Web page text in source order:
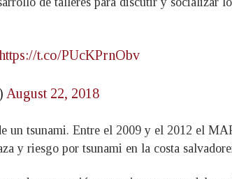
t.co/PUcKPrnObv
August 22, 2018
un tsunami. Entre el 2009 y el 2012 el
y riesgo por tsunami en la costa